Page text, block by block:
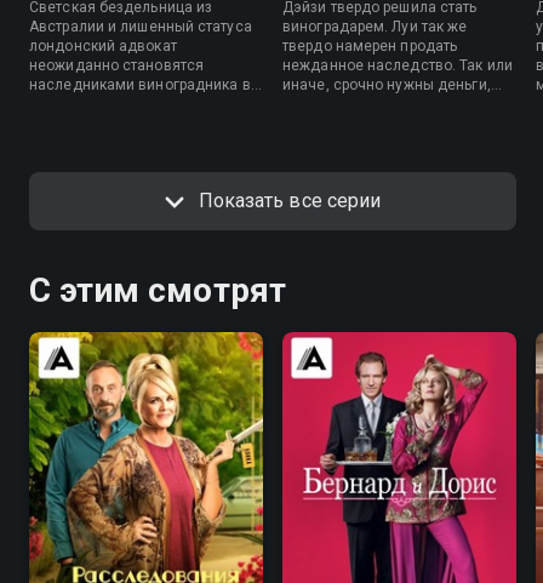
Светская бездельница из
Австралии и лишенный статуса
лондонский адвокат
неожиданно становятся
наследниками виноградника в
друг друга не могут.
Дэйзи твердо решила стать
виноградарем. Луи так же
твердо намерен продать
нежданное наследство. Так или
иначе, срочно нужны деньги,
Показать все серии
С этим смотрят